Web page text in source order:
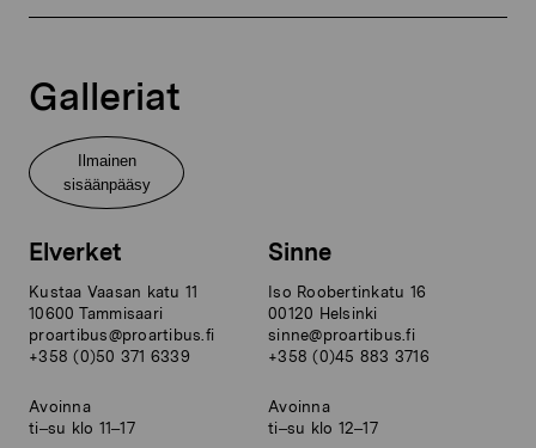
Galleriat
Ilmainen
sisäänpääsy
Elverket
Kustaa Vaasan katu 11
10600 Tammisaari
proartibus@proartibus.fi
+358 (0)50 371 6339
Avoinna
ti–su klo 11–17
Sinne
Iso Roobertinkatu 16
00120 Helsinki
sinne@proartibus.fi
+358 (0)45 883 3716
Avoinna
ti–su klo 12–17